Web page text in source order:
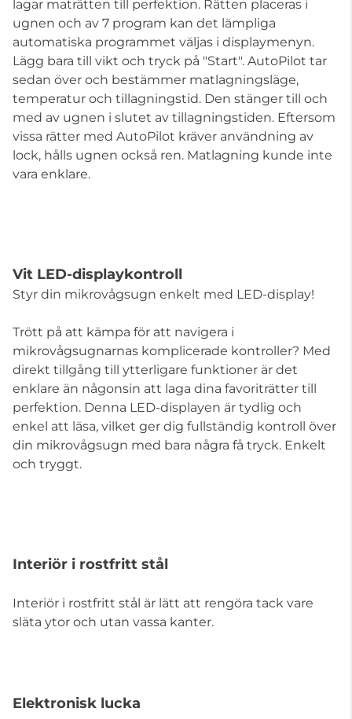
lagar maträtten till perfektion. Rätten placeras i
ugnen och av 7 program kan det lämpliga
automatiska programmet väljas i displaymenyn.
Lägg bara till vikt och tryck på "Start". AutoPilot tar
sedan över och bestämmer matlagningsläge,
temperatur och tillagningstid. Den stänger till och
med av ugnen i slutet av tillagningstiden. Eftersom
vissa rätter med AutoPilot kräver användning av
lock, hålls ugnen också ren. Matlagning kunde inte
vara enklare.
Vit LED-displaykontroll
Styr din mikrovågsugn enkelt med LED-display!
Trött på att kämpa för att navigera i
mikrovågsugnarnas komplicerade kontroller? Med
direkt tillgång till ytterligare funktioner är det
enklare än någonsin att laga dina favoriträtter till
perfektion. Denna LED-displayen är tydlig och
enkel att läsa, vilket ger dig fullständig kontroll över
din mikrovågsugn med bara några få tryck. Enkelt
och tryggt.
Interiör i rostfritt stål
Interiör i rostfritt stål är lätt att rengöra tack vare
släta ytor och utan vassa kanter.
Elektronisk lucka